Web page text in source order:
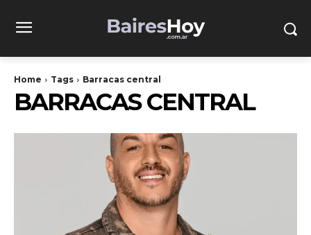
Home Tags Barracas central
BARRACAS CENTRAL